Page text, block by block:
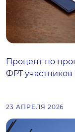
Процент по
ФРТ
23 АПРЕЛЯ 2026